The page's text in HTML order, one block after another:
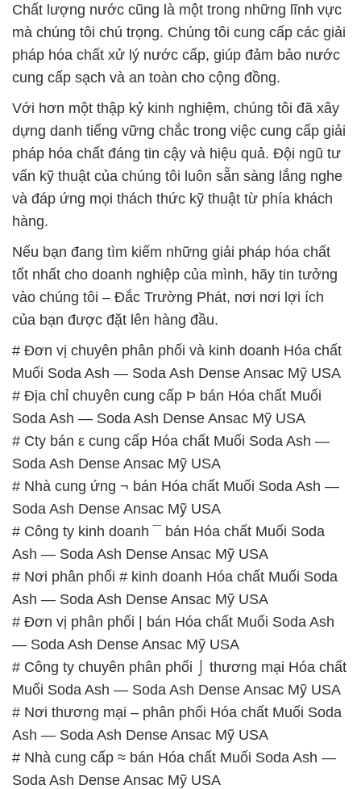
Chất lượng nước cũng là một trong những lĩnh vực
mà chúng tôi chú trọng. Chúng tôi cung cấp các giải
pháp hóa chất xử lý nước cấp, giúp đảm bảo nước
cung cấp sạch và an toàn cho cộng đồng.
Với hơn một thập kỷ kinh nghiệm, chúng tôi đã xây
dựng danh tiếng vững chắc trong việc cung cấp giải
pháp hóa chất đáng tin cậy và hiệu quả. Đội ngũ tư
vấn kỹ thuật của chúng tôi luôn sẵn sàng lắng nghe
và đáp ứng mọi thách thức kỹ thuật từ phía khách
hàng.
Nếu bạn đang tìm kiếm những giải pháp hóa chất
tốt nhất cho doanh nghiệp của mình, hãy tin tưởng
vào chúng tôi – Đắc Trường Phát, nơi nơi lợi ích
của bạn được đặt lên hàng đầu.
# Đơn vị chuyên phân phối và kinh doanh Hóa chất
Muối Soda Ash — Soda Ash Dense Ansac Mỹ USA
# Địa chỉ chuyên cung cấp Þ bán Hóa chất Muối
Soda Ash — Soda Ash Dense Ansac Mỹ USA
# Cty bán ε cung cấp Hóa chất Muối Soda Ash —
Soda Ash Dense Ansac Mỹ USA
# Nhà cung ứng ¬ bán Hóa chất Muối Soda Ash —
Soda Ash Dense Ansac Mỹ USA
# Công ty kinh doanh ¯ bán Hóa chất Muối Soda
Ash — Soda Ash Dense Ansac Mỹ USA
# Nơi phân phối # kinh doanh Hóa chất Muối Soda
Ash — Soda Ash Dense Ansac Mỹ USA
# Đơn vị phân phối | bán Hóa chất Muối Soda Ash
— Soda Ash Dense Ansac Mỹ USA
# Công ty chuyên phân phối ⌡ thương mại Hóa chất
Muối Soda Ash — Soda Ash Dense Ansac Mỹ USA
# Nơi thương mại – phân phối Hóa chất Muối Soda
Ash — Soda Ash Dense Ansac Mỹ USA
# Nhà cung cấp ≈ bán Hóa chất Muối Soda Ash —
Soda Ash Dense Ansac Mỹ USA